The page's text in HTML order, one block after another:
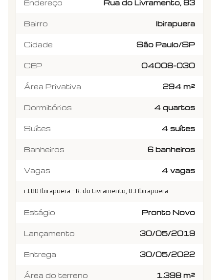
Endereço Rua do Livramento, 83
Bairro Ibirapuera
Cidade São Paulo/SP
CEP 04008-030
Área Privativa 294 m²
Dormitórios 4 quartos
Suítes 4 suítes
Banheiros 6 banheiros
Vagas 4 vagas
i 180 Ibirapuera - R. do Livramento, 83 Ibirapuera
Estágio Pronto Novo
Lançamento 30/05/2019
Entrega 30/05/2022
Área do terreno 1.398 m²